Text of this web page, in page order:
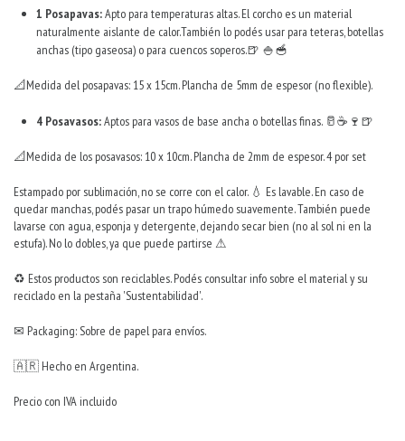
1 Posapavas:Apto para temperaturas altas. El corcho es un material
naturalmente aislante de calor.También lo podés usar para teteras, botellas
anchas (tipo gaseosa) o para cuencos soperos.🍺 🍚🥣
📐Medida del posapavas: 15 x 15cm. Plancha de 5mm de espesor (no flexible).
4 Posavasos:Aptos para vasos de base ancha o botellas finas. 🥛☕🍷🍺
📐Medida de los posavasos: 10 x 10cm. Plancha de 2mm de espesor. 4 por set
Estampado por sublimación, no se corre con el calor. 💧 Es lavable. En caso de
quedar manchas, podés pasar un trapo húmedo suavemente. También puede
lavarse con agua, esponja y detergente, dejando secar bien (no al sol ni en la
estufa). No lo dobles, ya que puede partirse ⚠
♻ Estos productos son reciclables. Podés consultar info sobre el material y su
reciclado en la pestaña 'Sustentabilidad'.
✉ Packaging: Sobre de papel para envíos.
🇦🇷 Hecho en Argentina.
Precio con IVA incluido